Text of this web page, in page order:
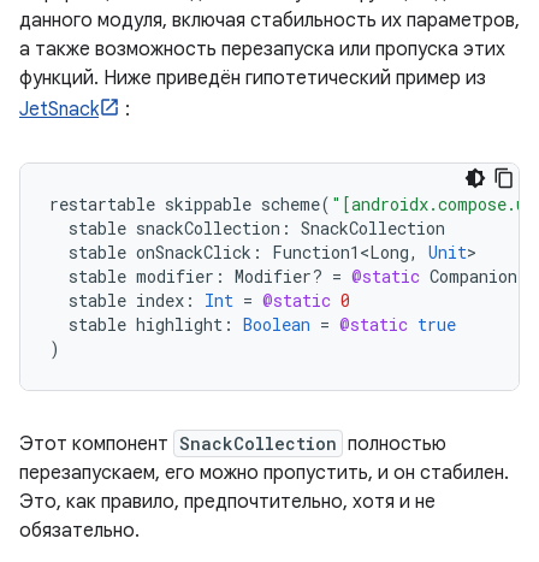
данного модуля, включая стабильность их параметров,
а также возможность перезапуска или пропуска этих
функций. Ниже приведён гипотетический пример из
JetSnack
:
restartable skippable scheme(
stable snackCollection : SnackCollection
stable onSnackClick : Function1<Long, Unit
stable modifier : Modifier? = @static Companion
stable index : Int = @static 0
stable highlight : Boolean = @static true
)
Этот компонент SnackCollection полностью
перезапускаем, его можно пропустить, и он стабилен.
Это, как правило, предпочтительно, хотя и не
обязательно.